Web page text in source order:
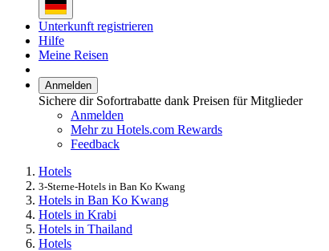
Unterkunft registrieren
Hilfe
Meine Reisen
Anmelden
Sichere dir Sofortrabatte dank Preisen für Mitglieder
Anmelden
Mehr zu Hotels.com Rewards
Feedback
Hotels
3-Sterne-Hotels in Ban Ko Kwang
Hotels in Ban Ko Kwang
Hotels in Krabi
Hotels in Thailand
Hotels